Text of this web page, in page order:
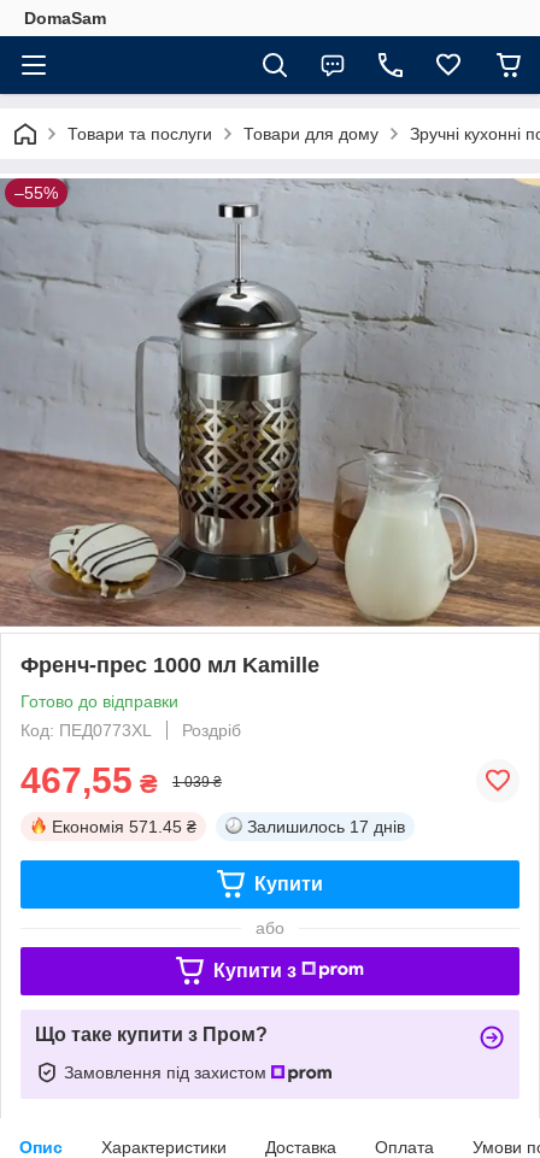
DomaSam
Товари та послуги Товари для дому Зручні кухонні
–55%
Френч-прес 1000 мл Kamille
Готово до відправки
Код: ПЕД0773XL
Роздріб
467,55 ₴ 1 039 ₴
Економія 571.45 ₴ Залишилось 17 днів
Купити
або
Купити з
Що таке купити з Пром?
Замовлення під захистом
Опис Характеристики Доставка Оплата Умови